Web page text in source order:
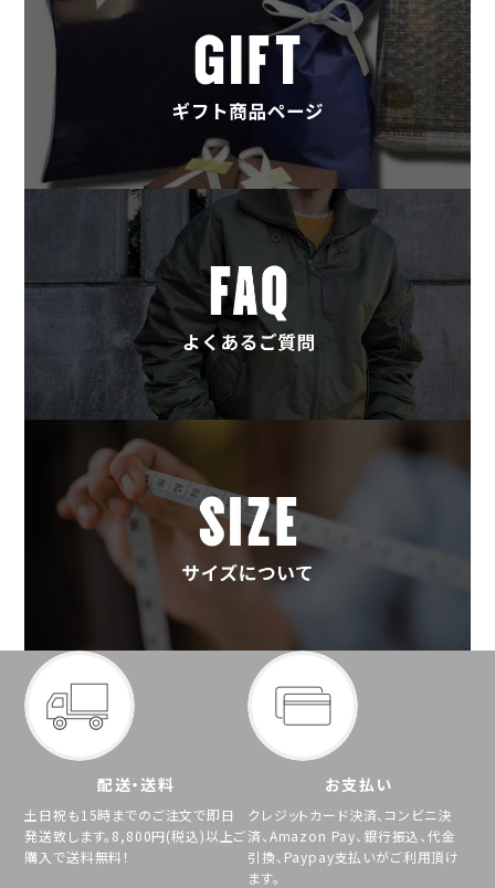
配送・送料
土日祝も15時までのご注文で即日
発送致します。8,800円(税込)以上ご
購入で送料無料！
お支払い
クレジットカード決済、コンビニ決
済、Amazon Pay、銀行振込、代金
引換、Paypay支払いがご利用頂け
ます。